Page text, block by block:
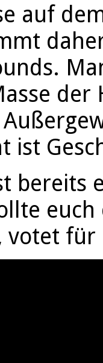
auf
der
ist
votet